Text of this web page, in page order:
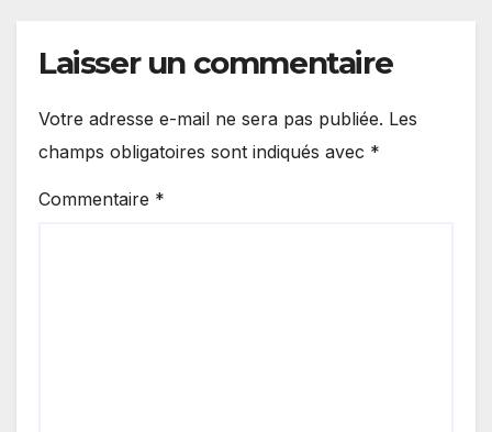
Laisser un commentaire
Votre adresse e-mail ne sera pas publiée. Les
champs obligatoires sont indiqués avec *
Commentaire *